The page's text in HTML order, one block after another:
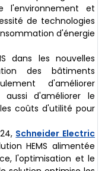
l'environnement et
de technologies
d'énergie
dans les nouvelles
des bâtiments
d'améliorer
d'améliorer le
coûts d'utilité pour
Schneider Electric
HEMS alimentée
l'optimisation et le